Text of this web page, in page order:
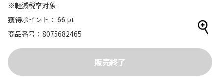
※軽減税率対象
獲得ポイント： 66 pt
商品番号
8075682465